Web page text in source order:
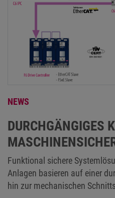
NEWS
DURCHGÄNGIGES
Funktional sichere
Anlagen basieren auf einer
hin zur mechanischen